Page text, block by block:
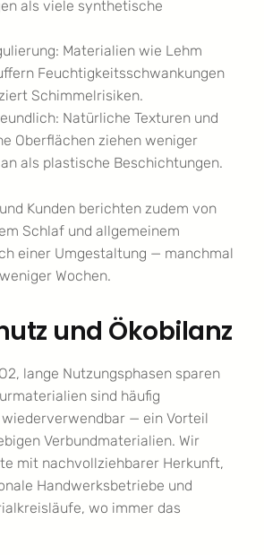
als viele synthetische
Materialien wie Lehm
Feuchtigkeitsschwankungen
Schimmelrisiken.
Natürliche Texturen und
Oberflächen ziehen weniger
als plastische Beschichtungen.
Kunden berichten zudem von
Schlaf und allgemeinem
einer Umgestaltung — manchmal
Wochen.
und Ökobilanz
lange Nutzungsphasen sparen
sind häufig
— ein Vorteil
Verbundmaterialien. Wir
mit nachvollziehbarer Herkunft,
Handwerksbetriebe und
wo immer das